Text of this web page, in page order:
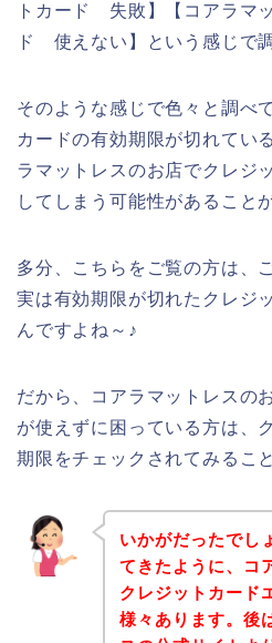
トカード 失敗】【コアラマ
ド 使えない】という感じで
そのような感じで色々と調べ
カードの有効期限が切れてい
ラマットレスのお店でクレジ
してしまう可能性があること
多分、こちらをご覧の方は、
実は有効期限が切れたクレジ
んですよね～♪
だから、コアラマットレスの
が使えずに困っている方は、
期限をチェックされてみるこ
いかがだったでし
てきたように、コ
クレジットカード
様々あります。後